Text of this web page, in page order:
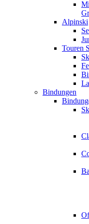
Alpinski
Touren
Bindungen